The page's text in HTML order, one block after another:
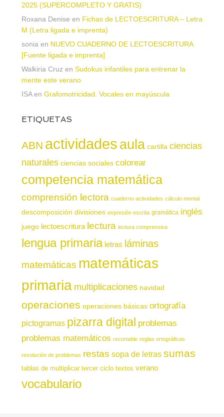
2025 (SUPERCOMPLETO Y GRATIS)
Roxana Denise en Fichas de LECTOESCRITURA – Letra
M (Letra ligada e imprenta)
sonia en NUEVO CUADERNO DE LECTOESCRITURA
[Fuente ligada e imprenta]
Walkiria Cruz en Sudokus infantiles para entrenar la
mente este verano
ISAen Grafomotricidad. Vocales en mayúscula
ETIQUETAS
ABN actividadesaula cartilla ciencias
naturales ciencias sociales colorear
competencia matemática
comprensión lectora cuaderno actividades cálculo mental
descomposición divisiones expresión escrita gramática inglés
juego lectoescritura lectura lectura comprensiva
lengua primaria letras láminas
matemáticas matemáticas
primaria multiplicaciones navidad
operaciones operaciones básicas ortografía
pictogramas pizarra digital problemas
problemas matemáticos recortable reglas ortográficas
resolución de problemas restas sopa de letras sumas
tablas de multiplicar tercer ciclo textos verano
vocabulario